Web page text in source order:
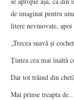
de imaginat pentru
litere nevinovate,
„Trecea suavă şi
Ţintea cea mai înaltă
Dar tot trăind din
Mai prinse treapta